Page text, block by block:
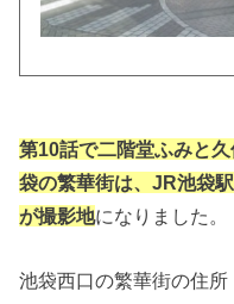
第10話で二階堂ふみと
袋の繁華街は、JR池袋
が撮影地になりました。
池袋西口の繁華街の住所